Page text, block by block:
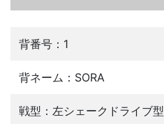
背番号：1
背ネーム：SORA
戦型：左シェークドライブ型